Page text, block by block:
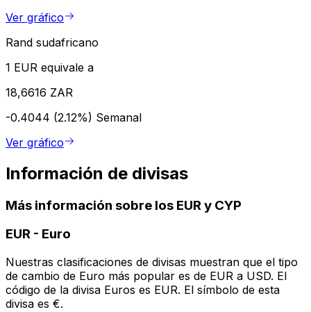
Ver gráfico
Rand sudafricano
1 EUR equivale a
18,6616 ZAR
-0.4044 (2.12%) Semanal
Ver gráfico
Información de divisas
Más información sobre los EUR y CYP
EUR - Euro
Nuestras clasificaciones de divisas muestran que el tipo
de cambio de Euro más popular es de EUR a USD. El
código de la divisa Euros es EUR. El símbolo de esta
divisa es €.